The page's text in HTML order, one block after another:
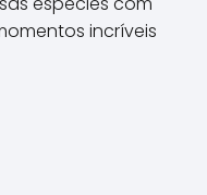
incríveis